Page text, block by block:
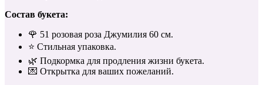
Состав букета:
🌹 51 розовая роза Джумилия 60 см.
⭐️ Стильная упаковка.
🌿 Подкормка для продления жизни букета.
💌 Открытка для ваших пожеланий.